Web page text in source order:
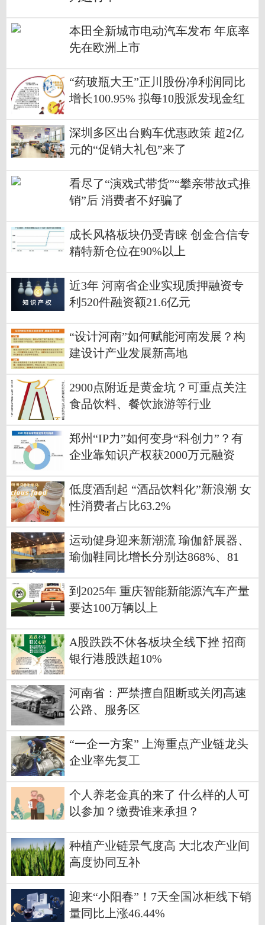
本田全新城市电动汽车发布 年底率
先在欧洲上市
“药玻瓶大王”正川股份净利润同比
增长100.95% 拟每10股派发现金红
深圳多区出台购车优惠政策 超2亿
元的“促销大礼包”来了
看尽了“演戏式带货”“攀亲带故式推
销”后 消费者不好骗了
成长风格板块仍受青睐 创金合信专
精特新仓位在90%以上
近3年 河南省企业实现质押融资专
利520件融资额21.6亿元
“设计河南”如何赋能河南发展？构
建设计产业发展新高地
2900点附近是黄金坑？可重点关注
食品饮料、餐饮旅游等行业
郑州“IP力”如何变身“科创力”？有
企业靠知识产权获2000万元融资
低度酒刮起 “酒品饮料化”新浪潮 女
性消费者占比63.2%
运动健身迎来新潮流 瑜伽舒展器、
瑜伽鞋同比增长分别达868%、81
到2025年 重庆智能新能源汽车产量
要达100万辆以上
A股跌跌不休各板块全线下挫 招商
银行港股跌超10%
河南省：严禁擅自阻断或关闭高速
公路、服务区
“一企一方案” 上海重点产业链龙头
企业率先复工
个人养老金真的来了 什么样的人可
以参加？缴费谁来承担？
种植产业链景气度高 大北农产业间
高度协同互补
迎来“小阳春”！7天全国冰柜线下销
量同比上涨46.44%